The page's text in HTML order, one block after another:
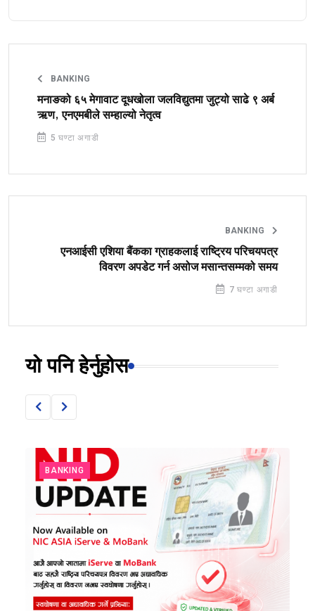
BANKING
मनाङको ६५ मेगावाट दूधखोला जलविद्युतमा जुट्यो साढे ९ अर्ब
ऋण, एनएमबीले सम्हाल्यो नेतृत्व
5 घण्टा अगाडी
BANKING
एनआईसी एशिया बैंकका ग्राहकलाई राष्ट्रिय परिचयपत्र
विवरण अपडेट गर्न असोज मसान्तसम्मको समय
7 घण्टा अगाडी
यो पनि हेर्नुहोस
BANKING